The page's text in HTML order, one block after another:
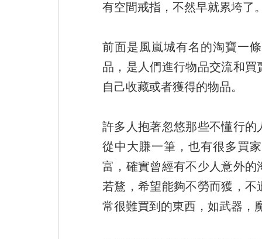
有空間戒指，不然早就累垮了
前面是風嵐城有名的淘寶一
品，是人們進行物品交流和
自己收藏或者獲得的物品。
許多人抱著忽悠那些不懂行
從中大賺一筆，也有很多買
富，確實曾經有不少人意外
若鶩，希望能夠不勞而獲，
常很難買到的東西，如武器